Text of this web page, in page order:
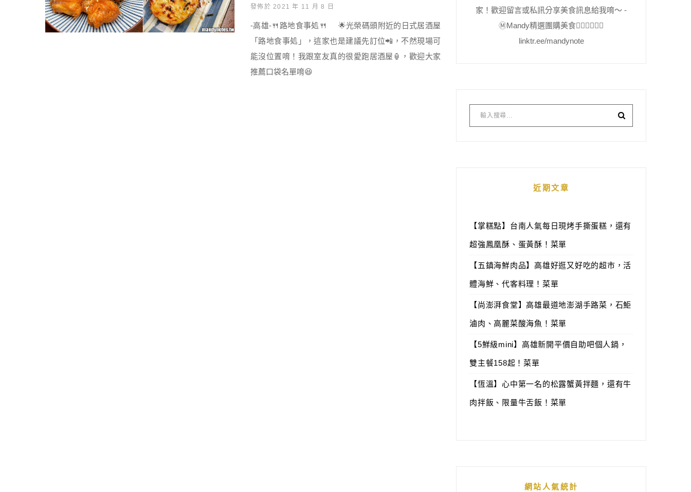
發佈於 2021 年 11 月 8 日
-高雄-🍴路地食事処🍴 🌟光榮碼頭附近的日式居酒屋
「路地食事処」，這家也是建議先訂位📲，不然現場可
能沒位置唷！我跟室友真的很愛跑居酒屋🏮，歡迎大家
推薦口袋名單唷😆
家！歡迎留言或私訊分享美食訊息給我唷～ -
Ⓜ️Mandy精選團購美食👇🏻👇🏻👇🏻
linktr.ee/mandynote
近期文章
【掌糕點】台南人氣每日現烤手撕蛋糕，還有
超強鳳凰酥、蛋黃酥！菜單
【五鎮海鮮肉品】高雄好逛又好吃的超市，活
體海鮮、代客料理！菜單
【尚澎湃食堂】高雄最道地澎湖手路菜，石鮔
滷肉、高麗菜酸海魚！菜單
【5鮮級mini】高雄新開平價自助吧個人鍋，
雙主餐158起！菜單
【恆溫】心中第一名的松露蟹黃拌麵，還有牛
肉拌飯、限量牛舌飯！菜單
網站人氣統計